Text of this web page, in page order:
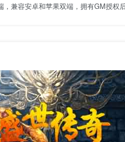
兼容安卓和苹果双端，拥有GM授